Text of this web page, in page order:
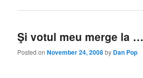
Şi votul meu merge la …
Posted onNovember 24, 2008by Dan Pop